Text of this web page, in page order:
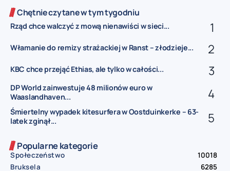
Chętnie czytane w tym tygodniu
Rząd chce walczyć z mową nienawiści w sieci...
Włamanie do remizy strażackiej w Ranst – złodzieje...
KBC chce przejąć Ethias, ale tylko w całości...
DP World zainwestuje 48 milionów euro w
Waaslandhaven...
Śmiertelny wypadek kitesurfera w Oostduinkerke – 63-
latek zginął...
Popularne kategorie
Społeczeństwo
10018
Bruksela
6285